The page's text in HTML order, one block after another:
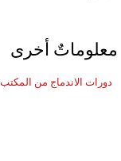
معلوماتٌ أخرى
دورات الاندماج من